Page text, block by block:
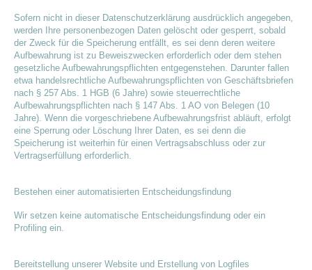
Sofern nicht in dieser Datenschutzerklärung ausdrücklich angegeben,
werden Ihre personenbezogen Daten gelöscht oder gesperrt, sobald
der Zweck für die Speicherung entfällt, es sei denn deren weitere
Aufbewahrung ist zu Beweiszwecken erforderlich oder dem stehen
gesetzliche Aufbewahrungspflichten entgegenstehen. Darunter fallen
etwa handelsrechtliche Aufbewahrungspflichten von Geschäftsbriefen
nach § 257 Abs. 1 HGB (6 Jahre) sowie steuerrechtliche
Aufbewahrungspflichten nach § 147 Abs. 1 AO von Belegen (10
Jahre). Wenn die vorgeschriebene Aufbewahrungsfrist abläuft, erfolgt
eine Sperrung oder Löschung Ihrer Daten, es sei denn die
Speicherung ist weiterhin für einen Vertragsabschluss oder zur
Vertragserfüllung erforderlich.
Bestehen einer automatisierten Entscheidungsfindung
Wir setzen keine automatische Entscheidungsfindung oder ein
Profiling ein.
Bereitstellung unserer Website und Erstellung von Logfiles